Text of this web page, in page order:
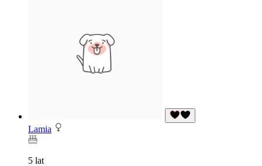
Lamia
5 lat